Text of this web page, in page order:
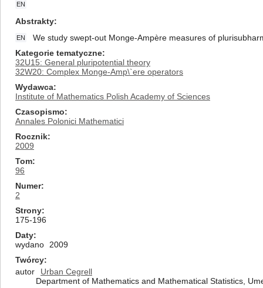
EN
Abstrakty
EN
We study swept-out Monge-Ampère measures of
Kategorie tematyczne
32U15: General pluripotential theory
32W20: Complex Monge-Amp\`ere operators
Wydawca
Institute of Mathematics Polish Academy of Sciences
Czasopismo
Annales Polonici Mathematici
Rocznik
2009
Tom
96
Numer
2
Strony
175-196
Daty
wydano
2009
Twórcy
autor
Urban Cegrell
Department of Mathematics and Mathematical Statistics,